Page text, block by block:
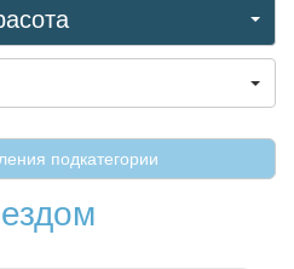
подкатегории